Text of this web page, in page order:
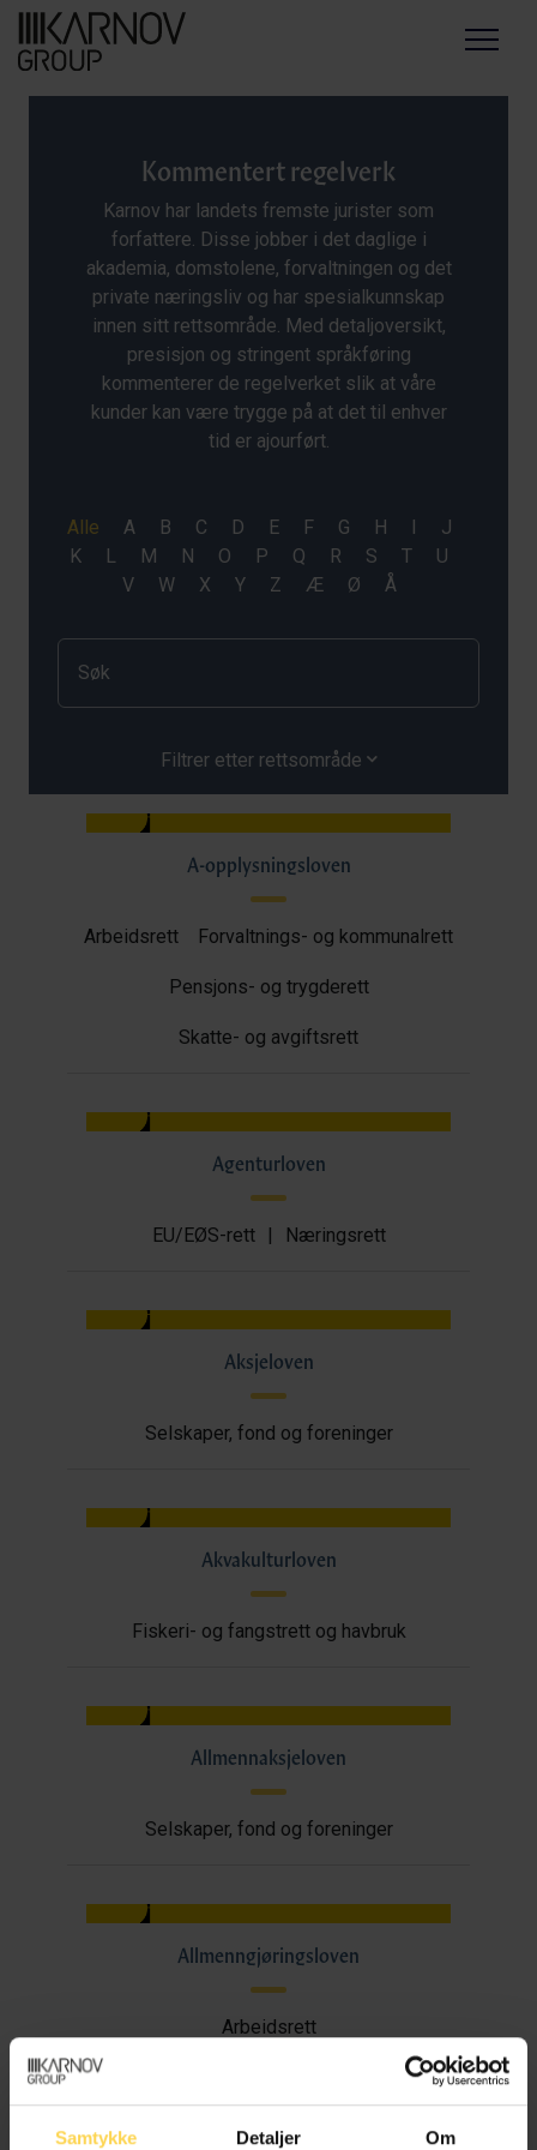
Samtykke Detaljer Om
Menu
Kommentert regelverk
Karnov har landets fremste jurister som
forfattere. Disse jobber i det daglige i
akademia, domstolene, forvaltningen og det
private næringsliv og har spesialkunnskap
innen sitt rettsområde. Med detaljoversikt,
presisjon og stringent språkføring
kommenterer de regelverket slik at våre
kunder kan være trygge på at det til enhver
tid er ajourført.
Filtrer etter rettsområde
A-opplysningsloven
Arbeidsrett Forvaltnings- og kommunalrett
Pensjons- og trygderett
Skatte- og avgiftsrett
Agenturloven
EU/EØS-rett | Næringsrett
Aksjeloven
Selskaper, fond og foreninger
Akvakulturloven
Fiskeri- og fangstrett og havbruk
Allmennaksjeloven
Selskaper, fond og foreninger
Allmenngjøringsloven
Arbeidsrett